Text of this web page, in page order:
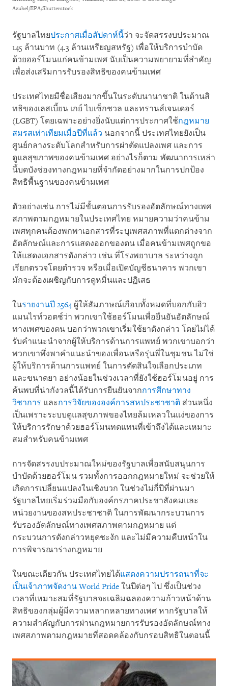
Azubel/EPA/Shutterstock
รัฐบาลไทยประกาศเมื่อสัปดาห์นี้ว่า จะจัดสรรงบประมาณ
145 ล้านบาท (4.3 ล้านเหรียญสหรัฐ) เพื่อให้บริการบำบัด
ด้วยฮอร์โมนแก่คนข้ามเพศ นับเป็นความพยายามที่สำคัญ
เพื่อส่งเสริมการรับรองสิทธิของคนข้ามเพศ
ประเทศไทยมีชื่อเสียงมากขึ้นในระดับนานาชาติ ในด้านสิ
ทธิของเลสเบี้ยน เกย์ ไบเซ็กชวล และทรานส์เจนเดอร์
(LGBT) โดยเฉพาะอย่างยิ่งนับแต่การประกาศใช้กฎหมาย
สมรสเท่าเทียมเมื่อปีที่แล้ว นอกจากนี้ ประเทศไทยยังเป็น
ศูนย์กลางระดับโลกสำหรับการผ่าตัดแปลงเพศ และการ
ดูแลสุขภาพของคนข้ามเพศ อย่างไรก็ตาม พัฒนาการเหล่า
นี้บดบังช่องทางกฎหมายที่จำกัดอย่างมากในการปกป้อง
สิทธิพื้นฐานของคนข้ามเพศ
ตัวอย่างเช่น การไม่มีขั้นตอนการรับรองอัตลักษณ์ทางเพศ
สภาพตามกฎหมายในประเทศไทย หมายความว่าคนข้าม
เพศทุกคนต้องพกพาเอกสารที่ระบุเพศสภาพที่แตกต่างจาก
อัตลักษณ์และการแสดงออกของตน เมื่อคนข้ามเพศถูกขอ
ให้แสดงเอกสารดังกล่าว เช่น ที่โรงพยาบาล ระหว่างถูก
เรียกตรวจโดยตำรวจ หรือเมื่อเปิดบัญชีธนาคาร พวกเขา
มักจะต้องเผชิญกับการดูหมิ่นและปฏิเสธ
ในรายงานปี 2564ผู้ให้สัมภาษณ์เกือบทั้งหมดที่บอกกับฮิว
แมนไรท์วอตช์ว่า พวกเขาใช้ฮอร์โมนเพื่อยืนยันอัตลักษณ์
ทางเพศของตน บอกว่าพวกเขาเริ่มใช้ยาดังกล่าว โดยไม่ได้
รับคำแนะนำจากผู้ให้บริการด้านการแพทย์ พวกเขาบอกว่า
พวกเขาพึ่งพาคำแนะนำของเพื่อนหรือรุ่นพี่ในชุมชน ไม่ใช่
ผู้ให้บริการด้านการแพทย์ ในการตัดสินใจเลือกประเภท
และขนาดยา อย่างน้อยในช่วงเวลาที่ยังใช้ฮอร์โมนอยู่ การ
ค้นพบที่น่ากังวลนี้ได้รับการยืนยันจากการศึกษาทาง
วิชาการ และการวิจัยขององค์การสหประชาชาติ ส่วนหนึ่ง
เป็นเพราะระบบดูแลสุขภาพของไทยล้มเหลวในแง่ของการ
ให้บริการรักษาด้วยฮอร์โมนทดแทนที่เข้าถึงได้และเหมาะ
สมสำหรับคนข้ามเพศ
การจัดสรรงบประมาณใหม่ของรัฐบาลเพื่อสนับสนุนการ
บำบัดด้วยฮอร์โมน รวมทั้งการออกกฎหมายใหม่ จะช่วยให้
เกิดการเปลี่ยนแปลงในเชิงบวก ในช่วงไม่กี่ปีที่ผ่านมา
รัฐบาลไทยเริ่มร่วมมือกับองค์กรภาคประชาสังคมและ
หน่วยงานของสหประชาชาติ ในการพัฒนากระบวนการ
รับรองอัตลักษณ์ทางเพศสภาพตามกฎหมาย แต่
กระบวนการดังกล่าวหยุดชะงัก และไม่มีความคืบหน้าใน
การพิจารณาร่างกฎหมาย
ในขณะเดียวกัน ประเทศไทยได้แสดงความปรารถนาที่จะ
เป็นเจ้าภาพจัดงาน World Pride ในปีต่อๆ ไป ซึ่งเป็นช่วง
เวลาที่เหมาะสมที่รัฐบาลจะเฉลิมฉลองความก้าวหน้าด้าน
สิทธิของกลุ่มผู้มีความหลากหลายทางเพศ หากรัฐบาลให้
ความสำคัญกับการผ่านกฎหมายการรับรองอัตลักษณ์ทาง
เพศสภาพตามกฎหมายที่สอดคล้องกับกรอบสิทธิในตอนนี้